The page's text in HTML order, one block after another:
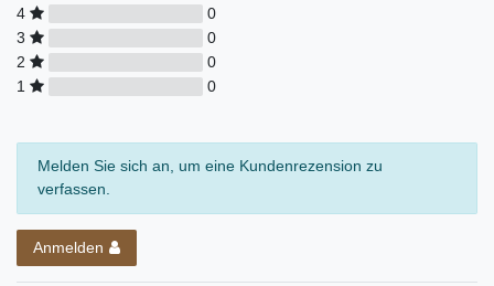
4
0
3
0
2
0
1
0
Melden Sie sich an, um eine Kundenrezension zu
verfassen.
Anmelden